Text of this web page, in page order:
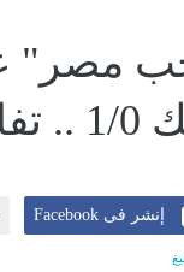
مصر"
إنشر فى Facebook